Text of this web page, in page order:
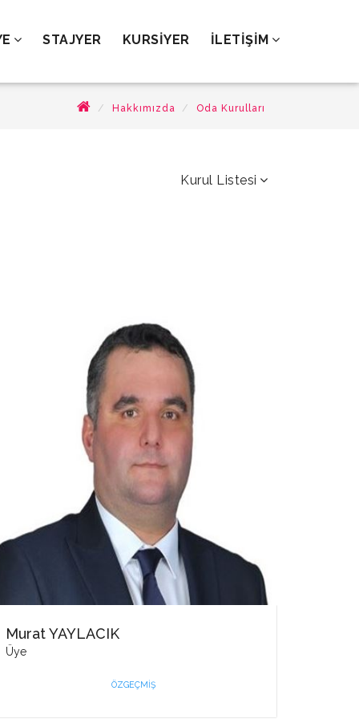
STAJYER KURSİYER İLETİŞİM
Hakkımızda Oda Kurulları
Kurul Listesi
Murat YAYLACIK
Üye
ÖZGEÇMIŞ